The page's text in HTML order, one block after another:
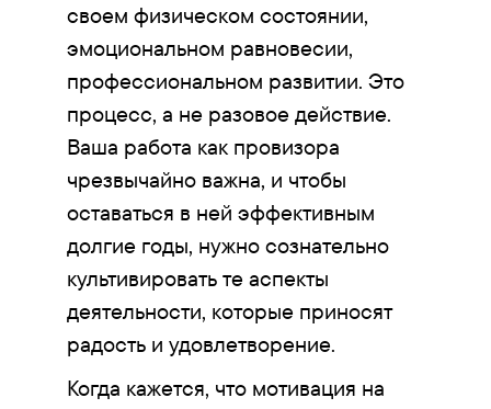
своем физическом состоянии,
эмоциональном равновесии,
профессиональном развитии. Это
процесс, а не разовое действие.
Ваша работа как провизора
чрезвычайно важна, и чтобы
оставаться в ней эффективным
долгие годы, нужно сознательно
культивировать те аспекты
деятельности, которые приносят
радость и удовлетворение.
Когда кажется, что мотивация на